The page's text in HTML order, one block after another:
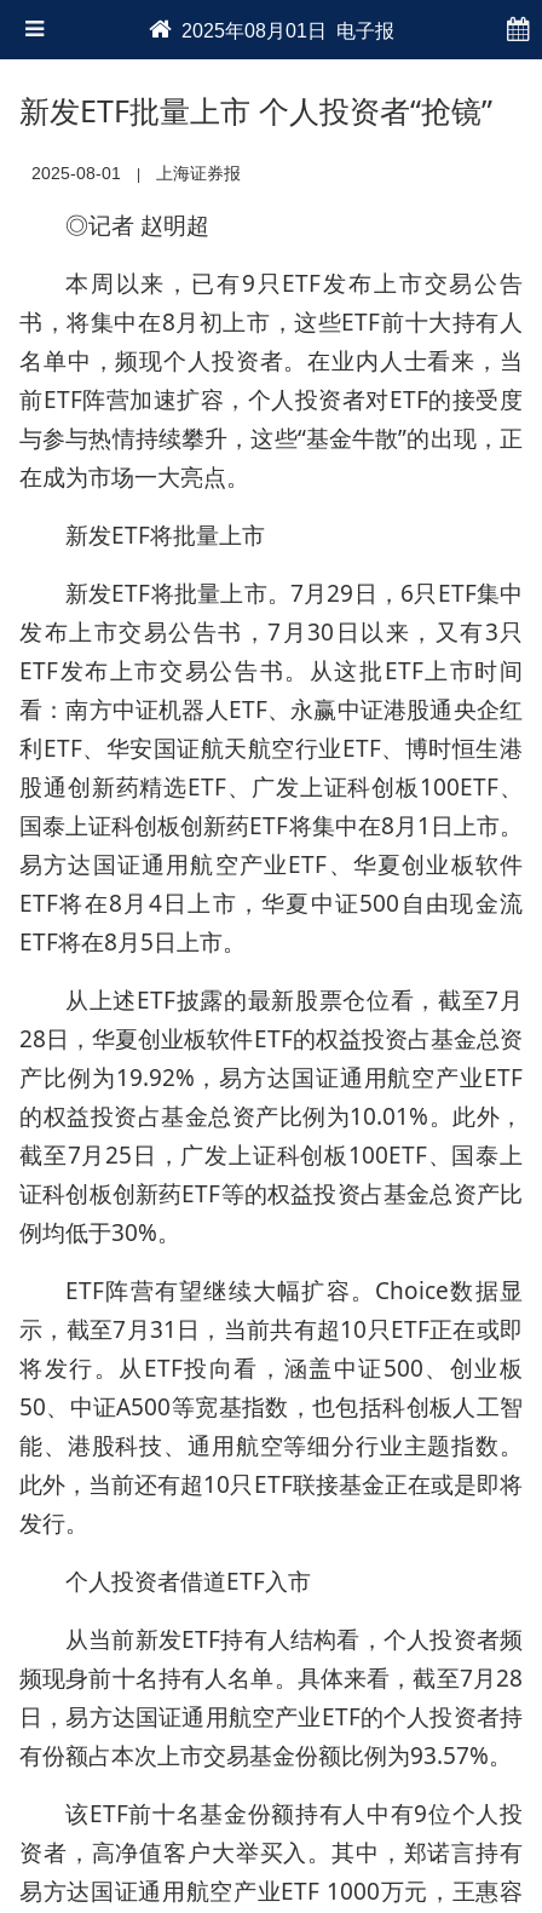
2025年08月01日 电子报
新发ETF批量上市 个人投资者“抢镜”
2025-08-01 上海证券报
◎记者 赵明超
本周以来，已有9只ETF发布上市交易公告
书，将集中在8月初上市，这些ETF前十大持有人
名单中，频现个人投资者。在业内人士看来，当
前ETF阵营加速扩容，个人投资者对ETF的接受度
与参与热情持续攀升，这些“基金牛散”的出现，正
在成为市场一大亮点。
新发ETF将批量上市
新发ETF将批量上市。7月29日，6只ETF集中
发布上市交易公告书，7月30日以来，又有3只
ETF发布上市交易公告书。从这批ETF上市时间
看：南方中证机器人ETF、永赢中证港股通央企红
利ETF、华安国证航天航空行业ETF、博时恒生港
股通创新药精选ETF、广发上证科创板100ETF、
国泰上证科创板创新药ETF将集中在8月1日上市。
易方达国证通用航空产业ETF、华夏创业板软件
ETF将在8月4日上市，华夏中证500自由现金流
ETF将在8月5日上市。
从上述ETF披露的最新股票仓位看，截至7月
28日，华夏创业板软件ETF的权益投资占基金总资
产比例为19.92%，易方达国证通用航空产业ETF
的权益投资占基金总资产比例为10.01%。此外，
截至7月25日，广发上证科创板100ETF、国泰上
证科创板创新药ETF等的权益投资占基金总资产比
例均低于30%。
ETF阵营有望继续大幅扩容。Choice数据显
示，截至7月31日，当前共有超10只ETF正在或即
将发行。从ETF投向看，涵盖中证500、创业板
50、中证A500等宽基指数，也包括科创板人工智
能、港股科技、通用航空等细分行业主题指数。
此外，当前还有超10只ETF联接基金正在或是即将
发行。
个人投资者借道ETF入市
从当前新发ETF持有人结构看，个人投资者频
频现身前十名持有人名单。具体来看，截至7月28
日，易方达国证通用航空产业ETF的个人投资者持
有份额占本次上市交易基金份额比例为93.57%。
该ETF前十名基金份额持有人中有9位个人投
资者，高净值客户大举买入。其中，郑诺言持有
易方达国证通用航空产业ETF 1000万元，王惠容